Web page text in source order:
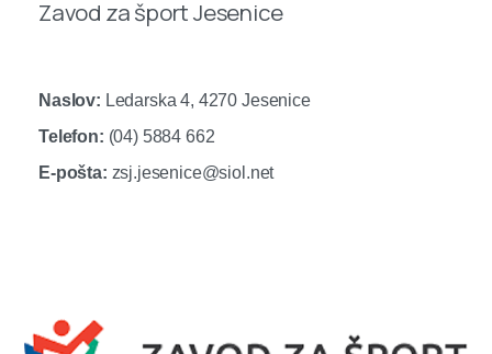
Zavod za šport Jesenice
Naslov: Ledarska 4, 4270 Jesenice
Telefon: (04) 5884 662
E-pošta: zsj.jesenice@siol.net